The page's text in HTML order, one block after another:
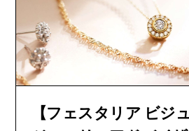
【フェスタリア ビジ